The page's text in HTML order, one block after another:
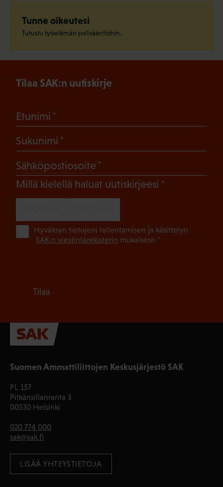
Tunne oikeutesi
Tutustu työelämän pelisääntöihin.
Suomen Ammattiliittojen Keskusjärjestö SAK
PL 157
Pitkänsillanranta 3
00530 Helsinki
020 774 000
sak@sak.fi
LISÄÄ YHTEYSTIETOJA
Tilaa SAK:n uutiskirje
Etunimi
Sukunimi
Sähköpostiosoite
Millä kielellä haluat uutiskirjeesi (Pakollinen)
Hyväksyn tietojeni tallentamisen ja käsittelyn
SAK:n viestintärekisterin mukaisesti *
Tilaa